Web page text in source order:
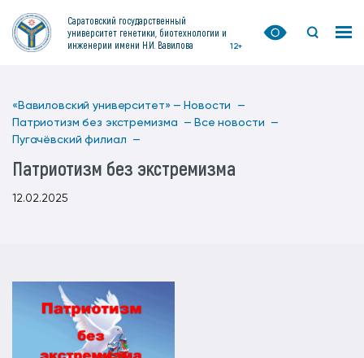
Саратовский государственный
университет генетики, биотехнологии и
инженерии имени Н.И. Вавилова
12+
«Вавиловский университет» — Новости —
Патриотизм без экстремизма — Все новости —
Пугачёвский филиал —
Патриотизм без экстремизма
12.02.2025